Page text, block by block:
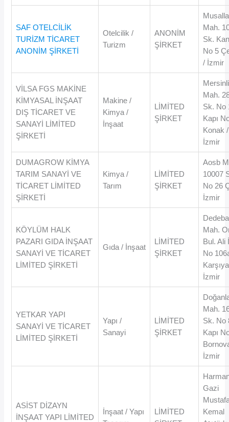
SAF OTELCİLİK
TURİZM TİCARET
ANONİM ŞİRKETİ
Otelcilik /
Turizm
ANONİM
ŞİRKET
Musalla
Mah.
Sk.
No 5
/ İzmir
VİLSA FGS MAKİNE
KİMYASAL İNŞAAT
DIŞ TİCARET VE
SANAYİ LİMİTED
ŞİRKETİ
Makine /
Kimya /
İnşaat
LİMİTED
ŞİRKET
Mersinli
Mah.
Sk. No
Kapı
Konak /
İzmir
DUMAGROW KİMYA
TARIM SANAYİ VE
TİCARET LİMİTED
ŞİRKETİ
Kimya /
Tarım
LİMİTED
ŞİRKET
Aosb
10007
No 26
İzmir
KÖYLÜM HALK
PAZARI GIDA İNŞAAT
SANAYİ VE TİCARET
LİMİTED ŞİRKETİ
Gıda / İnşaat
LİMİTED
ŞİRKET
Mah.
Bul. Ali
No
İzmir
YETKAR YAPI
SANAYİ VE TİCARET
LİMİTED ŞİRKETİ
Yapı /
Sanayi
LİMİTED
ŞİRKET
Mah.
Sk. No
Kapı
İzmir
ASİST DİZAYN
İNŞAAT YAPI LİMİTED
İnşaat / Yapı
LİMİTED
Gazi
Kemal